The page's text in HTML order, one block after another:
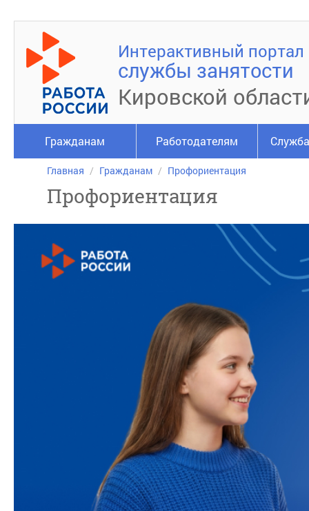
Интерактивный портал
службы занятости
Кировской
Гражданам Работодателям
Главная Гражданам Профориентация
Профориентация